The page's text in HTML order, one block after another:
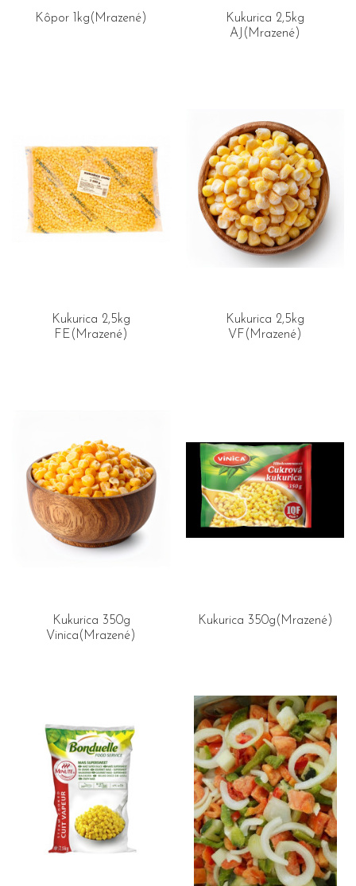
Kôpor 1kg(Mrazené)
Kukurica 2,5kg
AJ(Mrazené)
Kukurica 2,5kg
FE(Mrazené)
Kukurica 2,5kg
VF(Mrazené)
Kukurica 350g
Vinica(Mrazené)
Kukurica 350g(Mrazené)